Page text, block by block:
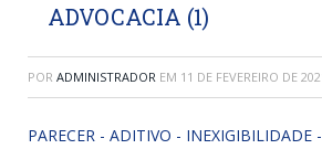
ADVOCACIA (1)
POR ADMINISTRADOR EM 11 DE FEVEREIRO DE
PARECER - ADITIVO -